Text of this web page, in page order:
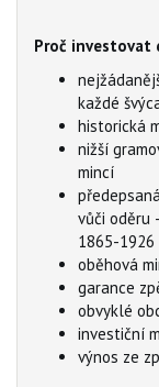
Proč investovat
každé
historická
nižší
mincí
vůči oděru
1865-1926
oběhová
garance
obvyklé
investiční
výnos ze